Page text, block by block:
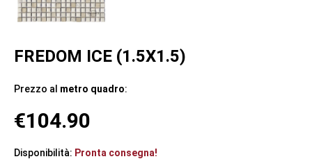
FREDOM ICE (1.5X1.5)
Prezzo al metro quadro:
€104.90
Disponibilità: Pronta consegna!